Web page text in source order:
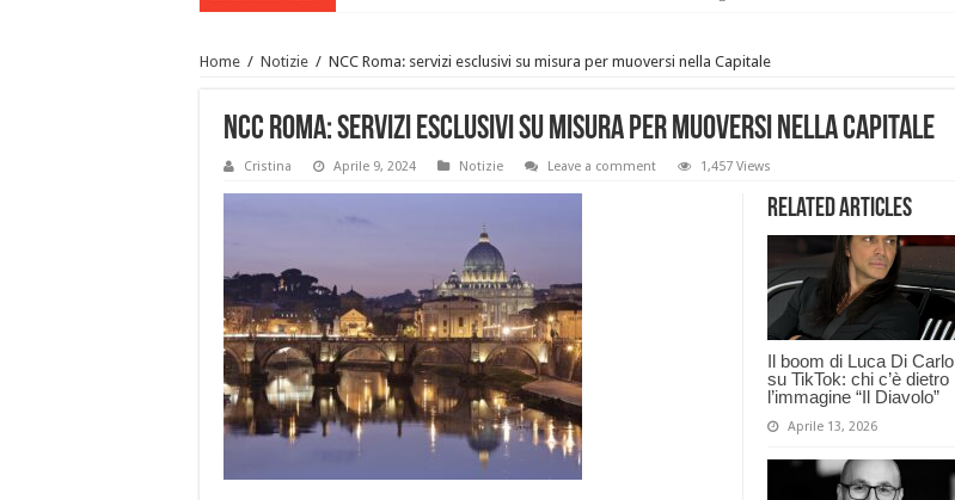
Home / Notizie / NCC Roma: servizi esclusivi su misura per muoversi nella Capitale
NCC Roma: servizi esclusivi su misura per muoversi nella Capitale
Cristina Aprile 9, 2024 Notizie Leave a comment 1,457 Views
Related Articles
Il boom di Luca Di Carlo
su TikTok: chi c’è dietro
l’immagine “Il Diavolo”
Aprile 13, 2026